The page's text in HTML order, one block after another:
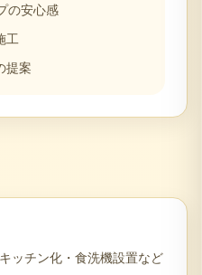
の安心感
工
提案
ッチン化・食洗機設置など